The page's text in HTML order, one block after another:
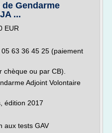
Gendarme
...
EUR
63 36 45 25 (paiement
ou par CB).
Adjoint Volontaire
édition 2017
aux tests GAV